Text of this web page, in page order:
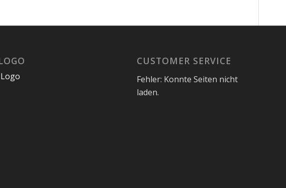
CUSTOMER SERVICE
Fehler: Konnte Seiten nicht
laden.